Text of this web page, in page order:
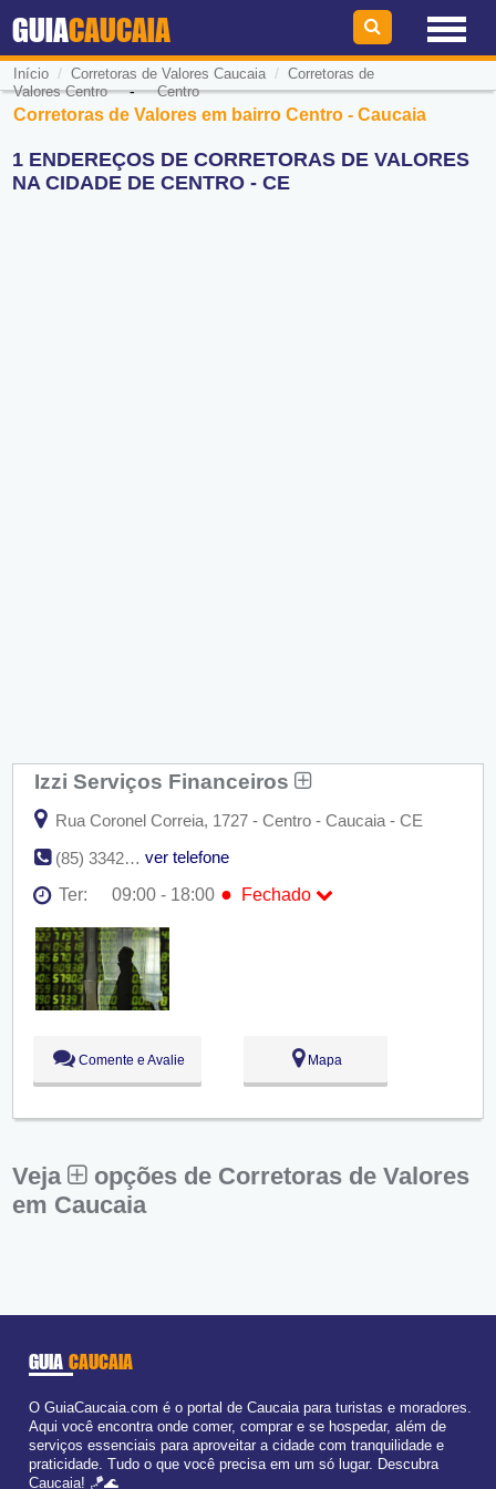
GUIACAUCAIA
Início / Corretoras de Valores Caucaia/ Corretoras de
Valores Centro-Centro
Corretoras de Valores em bairro Centro - Caucaia
1 ENDEREÇOS DE CORRETORAS DE VALORES
NA CIDADE DE CENTRO - CE
Izzi Serviços Financeiros
Rua Coronel Correia, 1727 - Centro - Caucaia - CE
(85) 3342-1459
ver telefone
Ter:
09:00 - 18:00 ● Fechado
Seg:
09:00 - 18:00
Ter:
09:00 - 18:00
Qua:
09:00 - 18:00
Qui:
09:00 - 18:00
Sex:
09:00 - 18:00
Comente e Avalie Mapa
Veja
opções de Corretoras de Valores
em Caucaia
GUIA CAUCAIA
O GuiaCaucaia.com é o portal de Caucaia para turistas e moradores.
Aqui você encontra onde comer, comprar e se hospedar, além de
serviços essenciais para aproveitar a cidade com tranquilidade e
praticidade. Tudo o que você precisa em um só lugar. Descubra
Caucaia! 🪁🌊